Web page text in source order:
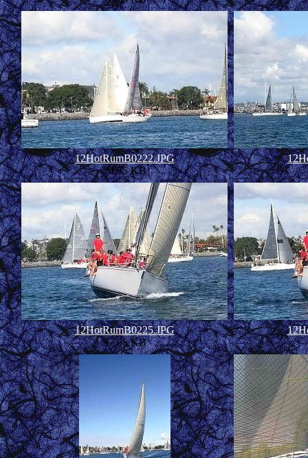
12HotRumB0222.JPG
70.75 KB
12HotRumB0225.JPG
97.05 KB